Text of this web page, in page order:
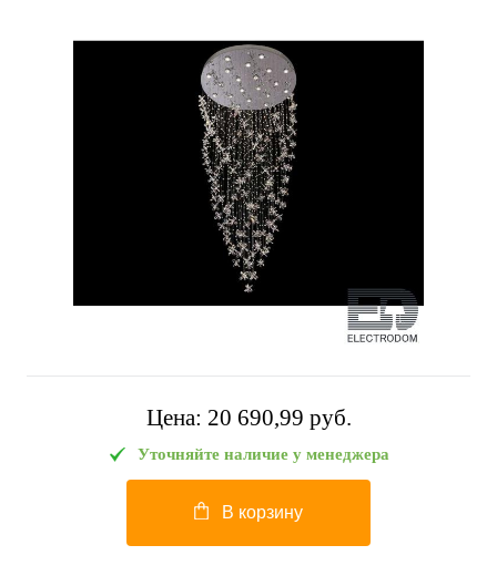
Цена: 20 690,99 pуб.
Уточняйте наличие у менеджера
В корзину